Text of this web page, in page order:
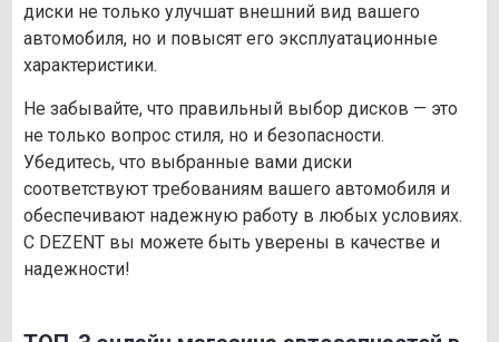
диски не только улучшат внешний вид вашего
автомобиля, но и повысят его эксплуатационные
характеристики.
Не забывайте, что правильный выбор дисков — это
не только вопрос стиля, но и безопасности.
Убедитесь, что выбранные вами диски
соответствуют требованиям вашего автомобиля и
обеспечивают надежную работу в любых условиях.
С DEZENT вы можете быть уверены в качестве и
надежности!